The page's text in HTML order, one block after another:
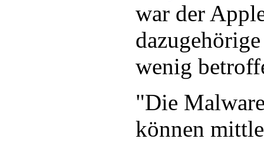
war der
wenig
"Die
können